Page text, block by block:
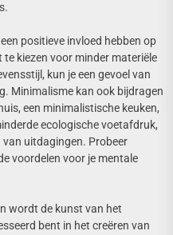
positieve invloed hebben op
kiezen voor minder materiële
kun je een gevoel van
Minimalisme kan ook bijdragen
een minimalistische keuken,
ecologische voetafdruk,
uitdagingen. Probeer
voordelen voor je mentale
wordt de kunst van het
bent in het creëren van